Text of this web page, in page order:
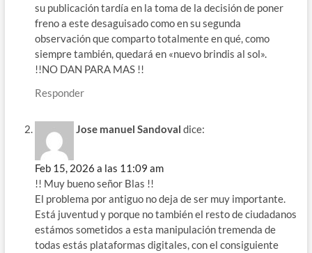
su publicación tardía en la toma de la decisión de poner
freno a este desaguisado como en su segunda
observación que comparto totalmente en qué, como
siempre también, quedará en «nuevo brindis al sol».
!!NO DAN PARA MAS !!
Responder
Jose manuel Sandoval dice:
Feb 15, 2026 a las 11:09 am
!! Muy bueno señor Blas !!
El problema por antiguo no deja de ser muy importante.
Está juventud y porque no también el resto de ciudadanos
estámos sometidos a esta manipulación tremenda de
todas estás plataformas digitales, con el consiguiente